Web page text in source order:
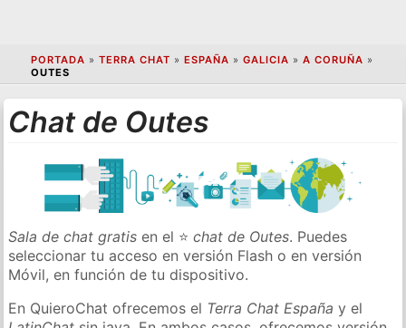
PORTADA » TERRA CHAT » ESPAÑA » GALICIA » A CORUÑA »
OUTES
Chat de Outes
Sala de chat gratis en el ⭐chat de Outes. Puedes
seleccionar tu acceso en versión Flash o en versión
Móvil, en función de tu dispositivo.
En QuieroChat ofrecemos el Terra Chat España y el